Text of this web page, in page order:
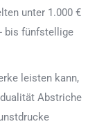
unter 1.000 €
bis fünfstellige
leisten kann,
Abstriche